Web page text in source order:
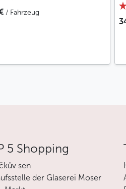
/ Fahrzeug
5 Shopping
sen
der Glaserei Moser